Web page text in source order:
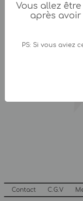
Contact C.G.V
Vous allez
après
PS: Si vous aviez